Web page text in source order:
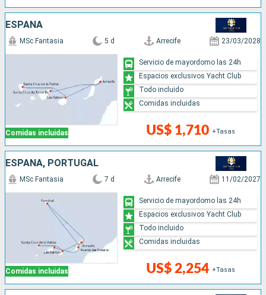
ESPAÑA
Comidas incluidas
MSc Fantasia 5 d Arrecife 23/03/2028
US$ 1,710 +Tasas
Servicio de mayordomo las 24h
Espacios exclusivos Yacht Club
Todo incluido
Comidas incluidas
ESPAÑA, PORTUGAL
Comidas incluidas
MSc Fantasia 7 d Arrecife 11/02/2027
US$ 2,254 +Tasas
Servicio de mayordomo las 24h
Espacios exclusivos Yacht Club
Todo incluido
Comidas incluidas